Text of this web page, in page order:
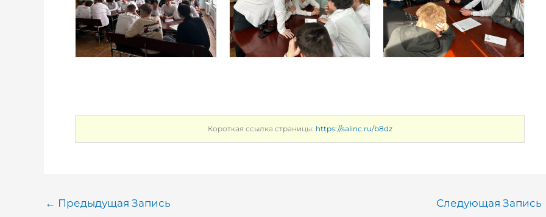
Короткая ссылка страницы: https://salinc.ru/b8dz
← Предыдущая Запись Следующая Запись